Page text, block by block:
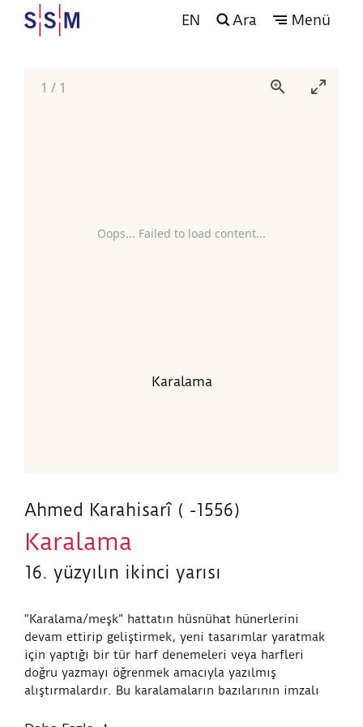
EN Ara Menü
Oops... Failed to load content...
1 / 1
Karalama
Ahmed Karahisarî ( -1556)
Karalama
16. yüzyılın ikinci yarısı
“Karalama/meşk” hattatın hüsnühat hünerlerini
devam ettirip geliştirmek, yeni tasarımlar yaratmak
için yaptığı bir tür harf denemeleri veya harfleri
doğru yazmayı öğrenmek amacıyla yazılmış
alıştırmalardır. Bu karalamaların bazılarının imzalı